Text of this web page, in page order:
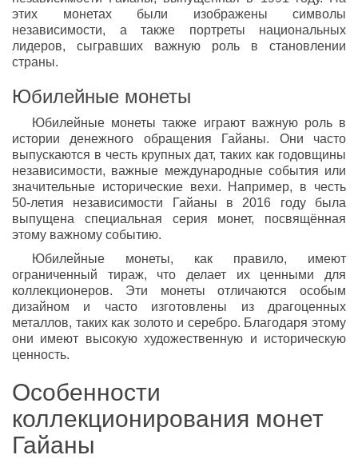
этих монетах были изображены символы
независимости, а также портреты национальных
лидеров, сыгравших важную роль в становлении
страны.
Юбилейные монеты
Юбилейные монеты также играют важную роль в
истории денежного обращения Гайаны. Они часто
выпускаются в честь крупных дат, таких как годовщины
независимости, важные международные события или
значительные исторические вехи. Например, в честь
50-летия независимости Гайаны в 2016 году была
выпущена специальная серия монет, посвящённая
этому важному событию.
Юбилейные монеты, как правило, имеют
ограниченный тираж, что делает их ценными для
коллекционеров. Эти монеты отличаются особым
дизайном и часто изготовлены из драгоценных
металлов, таких как золото и серебро. Благодаря этому
они имеют высокую художественную и историческую
ценность.
Особенности
коллекционирования монет
Гайаны